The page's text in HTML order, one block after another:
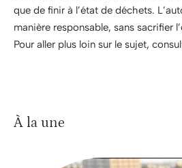
que de finir à l’état de déchets.
manière responsable, sans sacrifier
Pour aller plus loin sur le sujet,
À la une